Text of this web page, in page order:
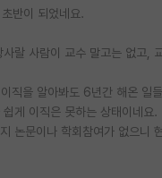
반이 되었네요.
랄 사람이 교수 말고는 없고
직을 알아봐도 6년간 해온 일
게 이직은 못하는 상태이네요.
논문이나 학회참여가 없으